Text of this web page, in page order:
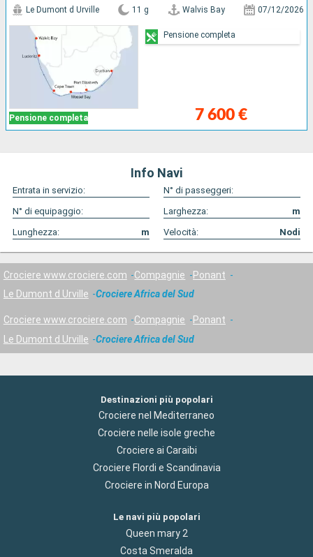
Pensione completa
Le Dumont d Urville 11 g Walvis Bay 07/12/2026
7 600 €
Pensione completa
Info Navi
Entrata in servizio:
N° di passeggeri:
N° di equipaggio:
Larghezza:
m
Lunghezza:
m Velocità: Nodi
Crociere www.crociere.com Compagnie
Ponant
Le Dumont d Urville
Crociere Africa del Sud
Crociere www.crociere.com Compagnie
Ponant
Le Dumont d Urville
Crociere Africa del Sud
Destinazioni più popolari
Crociere nel Mediterraneo
Crociere nelle isole greche
Crociere ai Caraibi
Crociere Flordi e Scandinavia
Crociere in Nord Europa
Le navi più popolari
Queen mary 2
Costa Smeralda